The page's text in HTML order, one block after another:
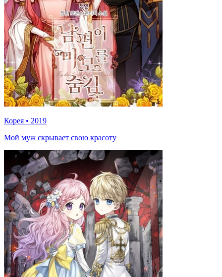
Корея • 2019
Мой муж скрывает свою красоту